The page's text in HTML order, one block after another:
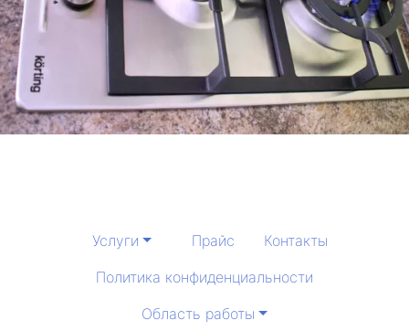
Услуги Прайс
Контакты
Политика конфиденциальности
Область работы